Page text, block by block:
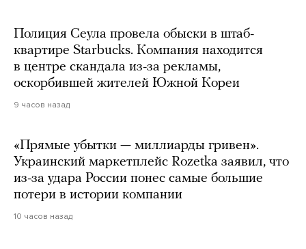
Полиция Сеула провела обыски в штаб-
квартире Starbucks. Компания находится
в центре скандала из-за рекламы,
оскорбившей жителей Южной Кореи
9 часов назад
«Прямые убытки — миллиарды гривен».
Украинский маркетплейс Rozetka заявил, что
из-за удара России понес самые большие
потери в истории компании
10 часов назад